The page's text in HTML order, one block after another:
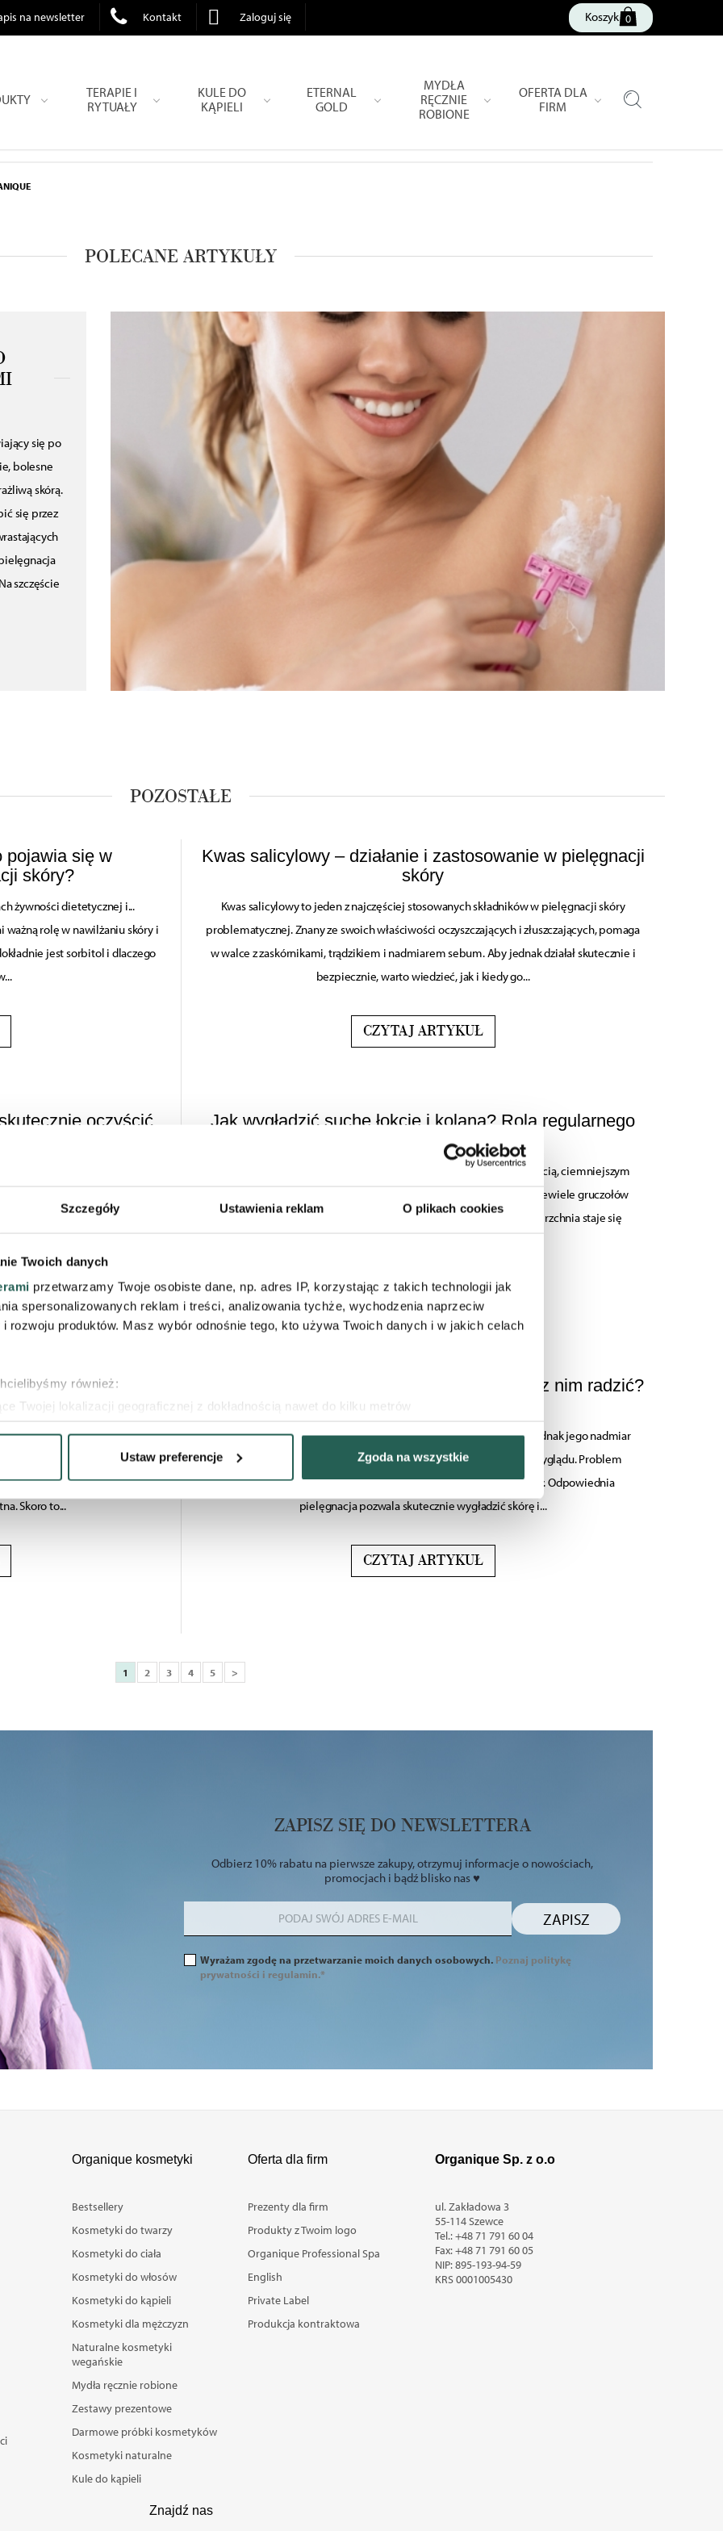
Szczegóły Ustawienia reklam O plikach cookies
Twoich danych
przetwarzamy Twoje osobiste dane, np. adres IP, korzystając z takich technologii jak
spersonalizowanych reklam i treści, analizowania tychże, wychodzenia naprzeciw
rozwoju produktów. Masz wybór odnośnie tego, kto używa Twoich danych i w jakich celach
również:
Twojej lokalizacji geograficznej z dokładnością nawet do kilku metrów
aktywnie analizując charakteryzującego je zbiory danych (fingerprinting, czyli
jak Twoje osobiste dane są przetwarzane oraz ustaw własne preferencje w
o tym, jak korzystać z naszej aplikacji, udostępniania społecznościowego, dostępnego w
te informacje z innych urządzeń elektrycznych od Ciebie lub uzyskiwanych
Ustaw preferencje Zgoda na wszystkie
Koszyk 0
na newsletter Kontakt Zaloguj się
TERAPIE I
RYTUAŁY
KULE DO
KĄPIELI
ETERNAL
GOLD
MYDŁA
RĘCZNIE
ROBIONE
OFERTA DLA
FIRM
POLECANE ARTYKUŁY
się po
bolesne
skórą.
się przez
szczęście
POZOSTAŁE
pojawia się w
skóry?
żywności dietetycznej i...
ważną rolę w nawilżaniu skóry i
jest sorbitol i dlaczego
Kwas salicylowy – działanie i zastosowanie w pielęgnacji
skóry
Kwas salicylowy to jeden z najczęściej stosowanych składników w pielęgnacji skóry
problematycznej. Znany ze swoich właściwości oczyszczających i złuszczających, pomaga
w walce z zaskórnikami, trądzikiem i nadmiarem sebum. Aby jednak działał skutecznie i
bezpiecznie, warto wiedzieć, jak i kiedy go...
CZYTAJ ARTYKUŁ
oczyścić
to jedne z najczęstszych
Odpowiednio dobrany
skóry, ale niewłaściwe
Kluczowe...
Jak wygładzić suche łokcie i kolana? Rola regularnego
złuszczania
Suche łokcie i kolana to częsty problem, który objawia się szorstkością, ciemniejszym
kolorem skóry i skłonnością do rogowacenia. Te partie ciała mają niewiele gruczołów
łojowych, dlatego szybciej pojawia się tam suchość skóry, a powierzchnia staje się
CZYTAJ ARTYKUŁ
skóry
do skóry wrażliwej, suchej i
i regenerujących, pomaga
działa delikatnie, jej rola w
Skoro to...
Zrogowaciały naskórek na ciele – jak sobie z nim radzić?
Zrogowaciały naskórek to naturalny efekt procesu odnowy skóry, jednak jego nadmiar
może prowadzić do szorstkości, dyskomfortu i nieestetycznego wyglądu. Problem
najczęściej pojawia się na stopach, dłoniach czy nawet na twarzy. Odpowiednia
pielęgnacja pozwala skutecznie wygładzić skórę i...
CZYTAJ ARTYKUŁ
1 2 3 4 5 >
ZAPISZ SIĘ DO NEWSLETTERA
Odbierz 10% rabatu na pierwsze zakupy, otrzymuj informacje o nowościach,
promocjach i bądź blisko nas ♥
ZAPISZ
Wyrażam zgodę na przetwarzanie moich danych osobowych. Poznaj politykę
prywatności i regulamin.*
Organique kosmetyki
Bestsellery
Kosmetyki do twarzy
Kosmetyki do ciała
Kosmetyki do włosów
Kosmetyki do kąpieli
Kosmetyki dla mężczyzn
Naturalne kosmetyki
wegańskie
Mydła ręcznie robione
Zestawy prezentowe
Darmowe próbki kosmetyków
Kosmetyki naturalne
Kule do kąpieli
Oferta dla firm
Prezenty dla firm
Produkty z Twoim logo
Organique Professional Spa
English
Private Label
Produkcja kontraktowa
Organique Sp. z o.o
ul. Zakładowa 3
55-114 Szewce
Tel.:+48 71 791 60 04
Fax:+48 71 791 60 05
NIP: 895-193-94-59
KRS0001005430
Znajdź nas